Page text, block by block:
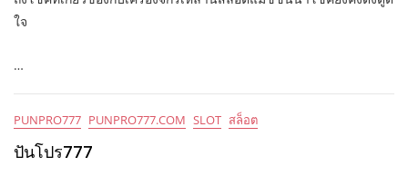
ใจ
…
PUNPRO777 PUNPRO777.COM SLOT สล็อต
ปันโปร777